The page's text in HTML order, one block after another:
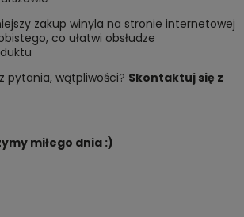
zakup winyla na stronie internetowej
co ułatwi obsłudze
pytania, wątpliwości? Skontaktuj się z
miłego dnia :)